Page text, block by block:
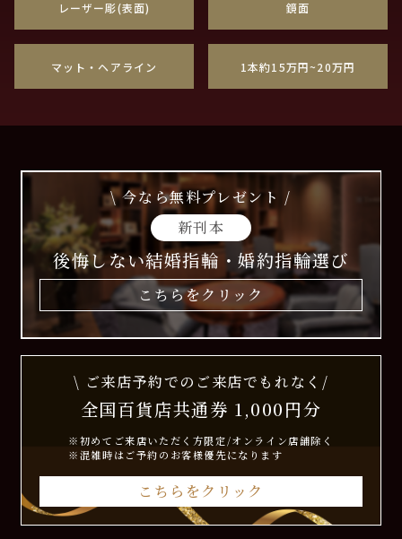
レーザー彫(表面) 鏡面
マット・ヘアライン 1本約15万円~20万円
\ 今なら無料プレゼント /
新刊本
後悔しない結婚指輪・婚約指輪選び
こちらをクリック
\ ご来店予約でのご来店でもれなく/
全国百貨店共通券 1,000円分
※初めてご来店いただく方限定/オンライン店舗除く
※混雑時はご予約のお客様優先になります
こちらをクリック